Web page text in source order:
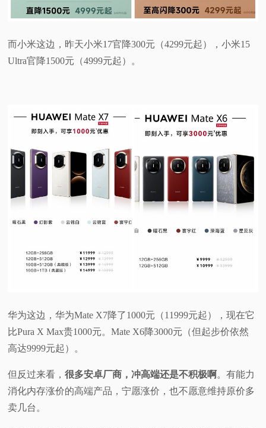
而小米这边，昨天小米17官降300元（4299元起），小米15
Ultra官降1500元（4999元起）。
华为这边，华为Mate X7降了1000元（11999元起），现在它
比Pura X Max贵1000元。Mate X6降3000元（但起步价依然
高达9999元起）。
但反过来看，很多安卓厂商，冲高端还是不积极啊。有能力
消化内存涨价的高端产品，宁愿涨价，也不愿意维持原价多
卖几台。